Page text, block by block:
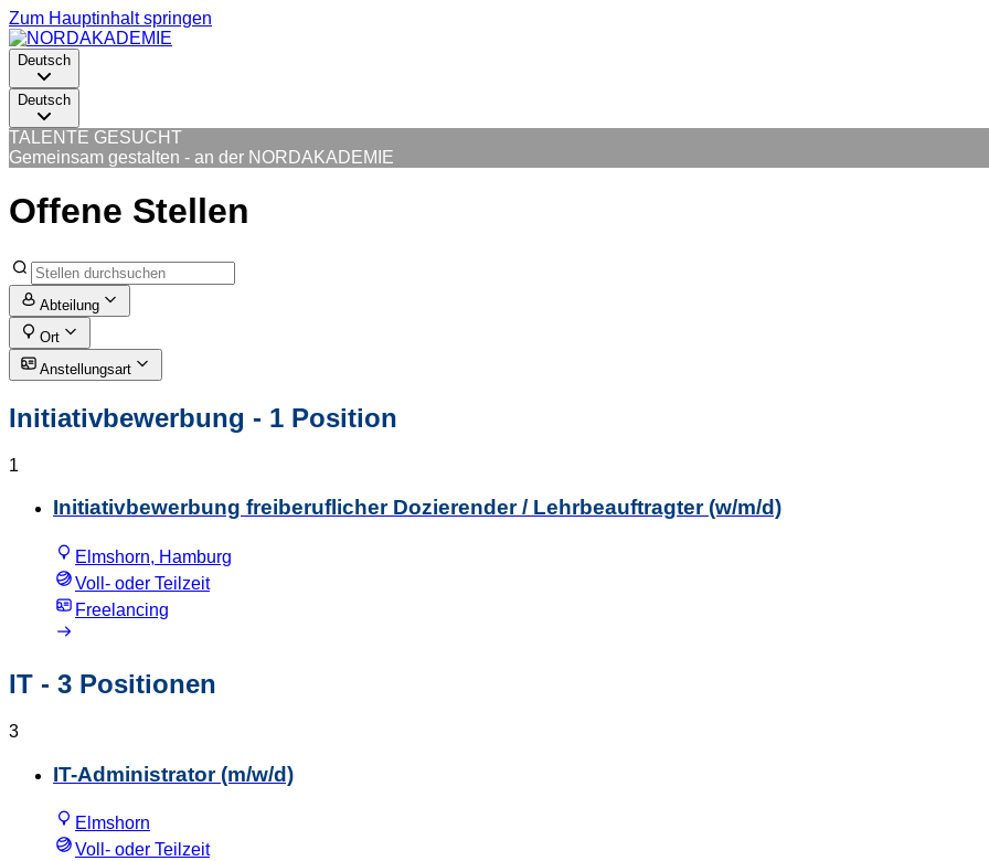
Zum Hauptinhalt springen
Deutsch
Deutsch
TALENTE GESUCHT
Gemeinsam gestalten - an der NORDAKADEMIE
Offene Stellen
Abteilung
Ort
Anstellungsart
Initiativbewerbung - 1 Position
1
Initiativbewerbung freiberuflicher Dozierender / Lehrbeauftragter (w/m/d)
Elmshorn, Hamburg
Voll- oder Teilzeit
Freelancing
IT - 3 Positionen
3
IT-Administrator (m/w/d)
Elmshorn
Voll- oder Teilzeit